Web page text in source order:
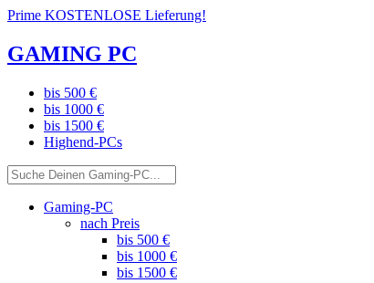
Prime KOSTENLOSE Lieferung!
GAMING PC
bis 500 €
bis 1000 €
bis 1500 €
Highend-PCs
Gaming-PC
nach Preis
bis 500 €
bis 1000 €
bis 1500 €